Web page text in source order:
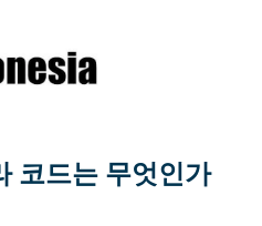
코드는 무엇인가